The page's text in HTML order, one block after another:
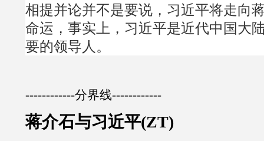
相提并论并不是要说，习近平将走向
命运，事实上，习近平是近代中国大
要的领导人。
------------分界线------------
蒋介石与习近平(ZT)